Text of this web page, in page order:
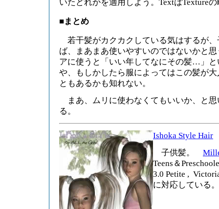
いたどれかを適用しよう。TextはTexture
■まとめ
若干髪がカクカクしている気はするが
ば、まあまあ使いやすいのではないかと
アに使うと「いい年してなにその髪…」
や、もしかしたら服によってはこの髪が
ともあるかも知れない。
まあ、ムリに使わなくてもいいか、と
る。
Ishoka Style Hair
子供髪。
Teens＆
3.0 Petite ,
に対応している。